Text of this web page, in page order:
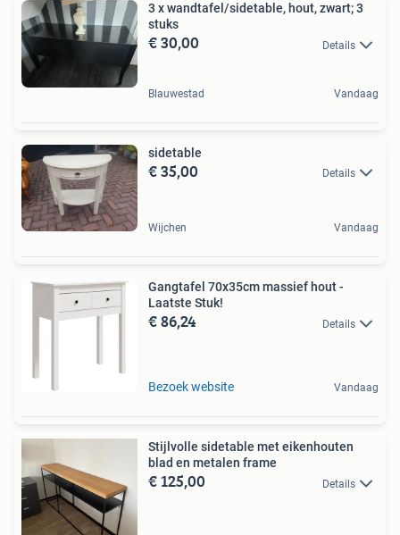
3 x wandtafel/sidetable, hout, zwart; 3
stuks
€ 30,00 Details
Blauwestad Vandaag
sidetable
€ 35,00 Details
Wijchen Vandaag
Gangtafel 70x35cm massief hout -
Laatste Stuk!
€ 86,24 Details
Bezoek website Vandaag
Stijlvolle sidetable met eikenhouten
blad en metalen frame
€ 125,00 Details